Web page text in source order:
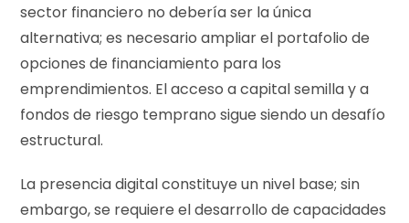
sector financiero no debería ser la única
alternativa; es necesario ampliar el portafolio de
opciones de financiamiento para los
emprendimientos. El acceso a capital semilla y a
fondos de riesgo temprano sigue siendo un desafío
estructural.
La presencia digital constituye un nivel base; sin
embargo, se requiere el desarrollo de capacidades